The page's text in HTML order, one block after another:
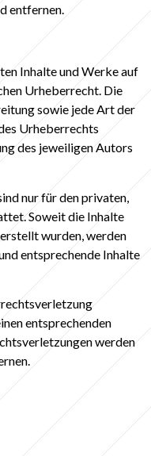
entfernen.
Inhalte und Werke auf
Urheberrecht. Die
sowie jede Art der
Urheberrechts
des jeweiligen Autors
nur für den privaten,
Soweit die Inhalte
wurden, werden
entsprechende Inhalte
entsprechenden
werden